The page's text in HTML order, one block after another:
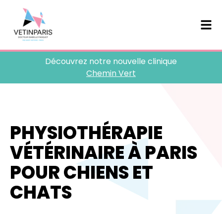
Découvrez notre nouvelle clinique
Chemin Vert
PHYSIOTHÉRAPIE
VÉTÉRINAIRE À PARIS
POUR CHIENS ET
CHATS